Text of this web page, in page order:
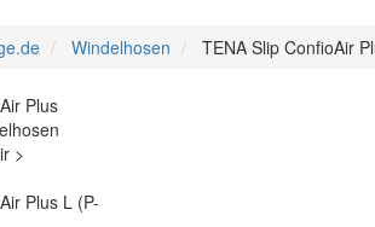
Windelhosen TENA Slip ConfioAir